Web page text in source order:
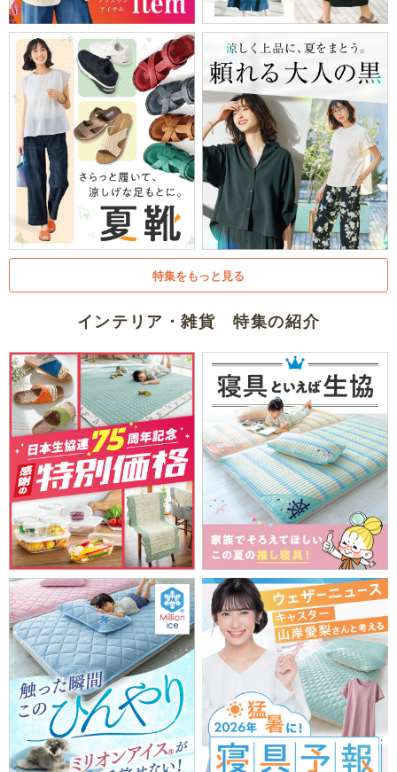
特集をもっと見る
インテリア・雑貨 特集の紹介